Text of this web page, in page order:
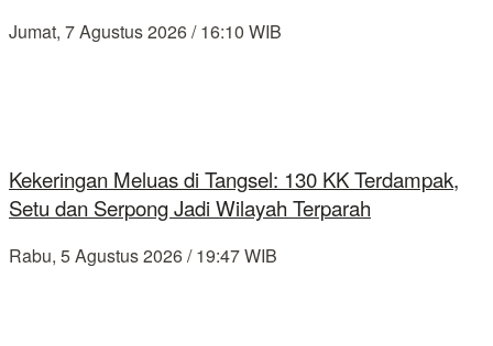
Jumat, 7 Agustus 2026 / 16:10 WIB
Kekeringan Meluas di Tangsel: 130 KK Terdampak,
Setu dan Serpong Jadi Wilayah Terparah
Rabu, 5 Agustus 2026 / 19:47 WIB